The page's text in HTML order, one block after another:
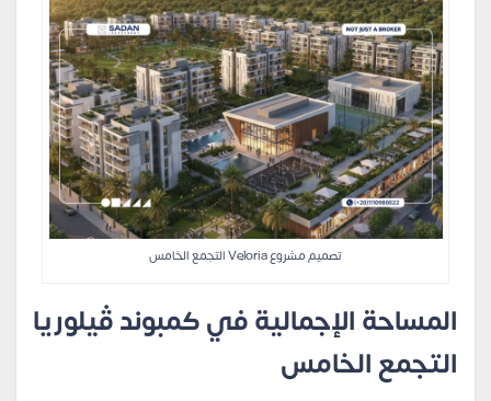
تصميم مشروع Veloria التجمع الخامس
المساحة الإجمالية في كمبوند ڤيلوريا
التجمع الخامس